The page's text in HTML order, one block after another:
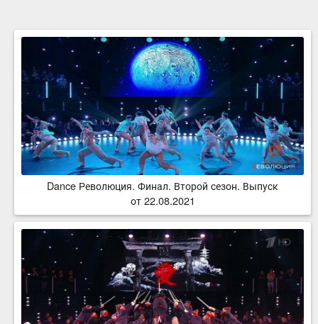
Dance Революция. Финал. Второй сезон. Выпуск
от 22.08.2021